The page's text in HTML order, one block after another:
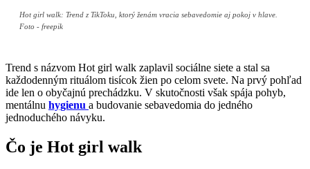
Hot girl walk: Trend z TikToku, ktorý ženám vracia sebavedomie aj pokoj v hlave.
Foto - freepik
Trend s názvom Hot girl walk zaplavil sociálne siete a stal sa
každodenným rituálom tisícok žien po celom svete. Na prvý pohľad
ide len o obyčajnú prechádzku. V skutočnosti však spája pohyb,
mentálnu hygienu a budovanie sebavedomia do jedného
jednoduchého návyku.
Čo je Hot girl walk